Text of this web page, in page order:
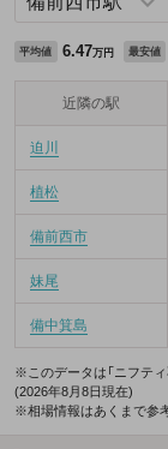
平均値 6.47万円 最安値
近隣の駅
迫川
植松
備前西市
妹尾
備中箕島
※このデータは「ニフテ
(2026年8月8日現在)
※相場情報はあくまで参